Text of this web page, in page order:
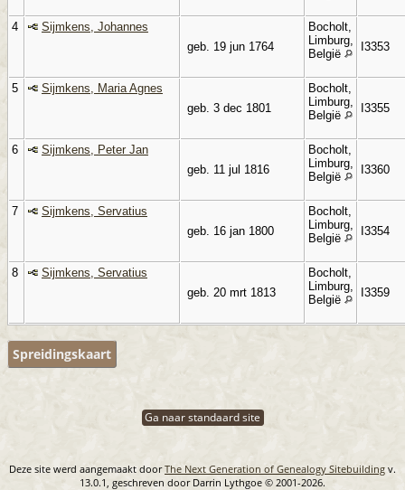
4
Sijmkens, Johannes
geb. 19 jun 1764
Bocholt,
Limburg,
België
I3353
5
Sijmkens, Maria Agnes
geb. 3 dec 1801
Bocholt,
Limburg,
België
I3355
6
Sijmkens, Peter Jan
geb. 11 jul 1816
Bocholt,
Limburg,
België
I3360
7
Sijmkens, Servatius
geb. 16 jan 1800
Bocholt,
Limburg,
België
I3354
8
Sijmkens, Servatius
geb. 20 mrt 1813
Bocholt,
Limburg,
België
I3359
Spreidingskaart
Ga naar standaard site
Deze site werd aangemaakt doorThe Next Generation of Genealogy Sitebuilding v.
13.0.1, geschreven door Darrin Lythgoe © 2001-2026.